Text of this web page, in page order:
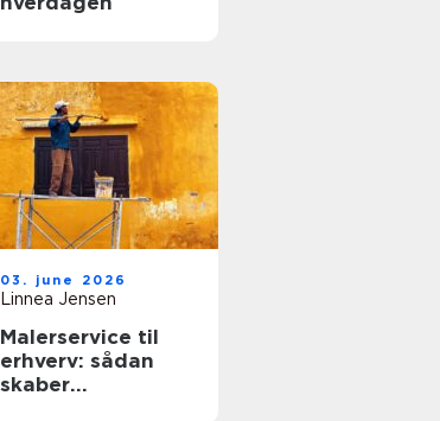
03. june 2026
Linnea Jensen
Malerservice til
erhverv: sådan
skaber